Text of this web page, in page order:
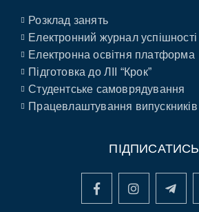
Розклад занять
Електронний журнал успішності
Електронна освітня платформа
Підготовка до ЛІІ “Крок”
Студентське самоврядування
Працевлаштування випускників
ПІДПИСАТИСЬ